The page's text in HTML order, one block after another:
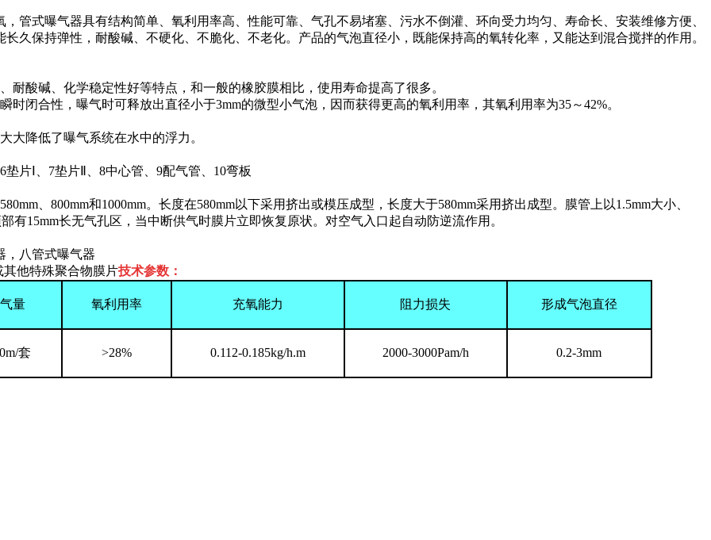
管式曝气器具有结构简单、氧利用率高、性能可靠、气孔不易堵塞、污水不倒灌、环向受力均匀、寿命长、安装维修方便、
久保持弹性，耐酸碱、不硬化、不脆化、不老化。产品的气泡直径小，既能保持高的氧转化率，又能达到混合搅拌的作用。
酸碱、化学稳定性好等特点，和一般的橡胶膜相比，使用寿命提高了很多。
闭合性，曝气时可释放出直径小于3mm的微型小气泡，因而获得更高的氧利用率，其氧利用率为35～42%。
大降低了曝气系统在水中的浮力。
片Ⅰ、7垫片Ⅱ、8中心管、9配气管、10弯板
、800mm和1000mm。长度在580mm以下采用挤出或模压成型，长度大于580mm采用挤出成型。膜管上以1.5mm大小、
有15mm长无气孔区，当中断供气时膜片立即恢复原状。对空气入口起自动防逆流作用。
，八管式曝气器
他特殊聚合物膜片技术参数：
量 氧利用率 充氧能力 阻力损失 形成气泡直径
套 >28% 0.112-0.185kg/h.m 2000-3000Pam/h 0.2-3mm